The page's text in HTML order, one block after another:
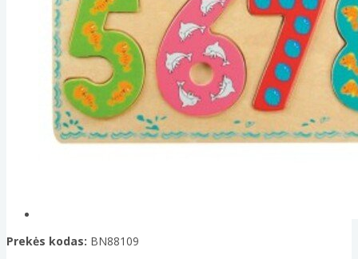
Prekės kodas: BN88109